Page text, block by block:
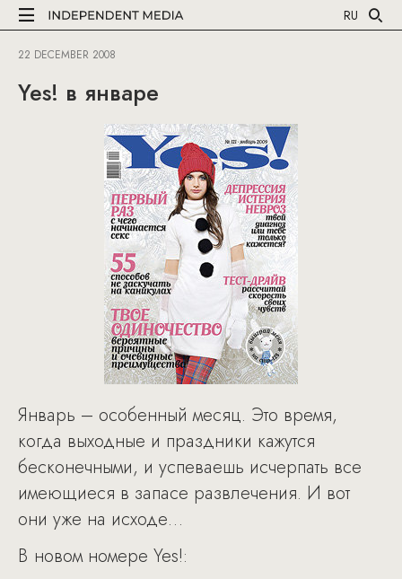
RU
22 DECEMBER 2008
Yes! в январе
Январь – особенный месяц. Это время,
когда выходные и праздники кажутся
бесконечными, и успеваешь исчерпать все
имеющиеся в запасе развлечения. И вот
они уже на исходе…
В новом номере Yes!: